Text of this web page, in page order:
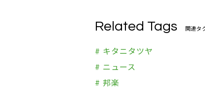
Related Tags 関連タ
# キタニタツヤ
# ニュース
# 邦楽